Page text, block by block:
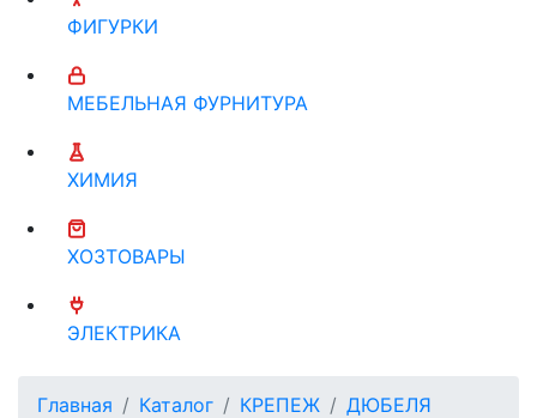
ФИГУРКИ
МЕБЕЛЬНАЯ ФУРНИТУРА
ХИМИЯ
ХОЗТОВАРЫ
ЭЛЕКТРИКА
Главная Каталог КРЕПЕЖ
ДЮБЕЛЯ